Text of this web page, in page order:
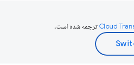
ترجمه شده است.